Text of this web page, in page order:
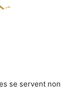
se servent non